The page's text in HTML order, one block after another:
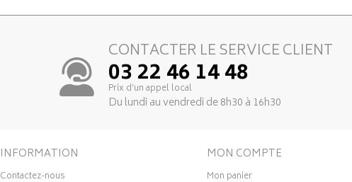
CONTACTER LE SERVICE CLIENT
03 22 46 14 48
Prix d’un appel local
Du lundi au vendredi de 8h30 à 16h30
INFORMATION
Contactez-nous
MON COMPTE
Mon panier